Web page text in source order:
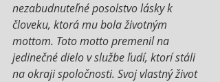
nezabudnuteľné posolstvo lásky k
človeku, ktorá mu bola životným
mottom. Toto motto premenil na
jedinečné dielo v službe ľudí, ktorí stáli
na okraji spoločnosti. Svoj vlastný život